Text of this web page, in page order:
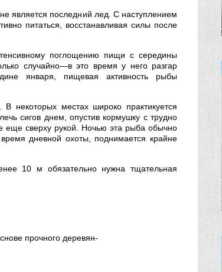
является последний лед. С наступлением
питаться, восстанавливая силы после
поглощению пищи с середины
случайно—в это время у него разгар
января, пищевая активность рыбы
некоторых местах широко практикуется
сигов днем, опустив кормушку с трудно
еще сверху рукой. Ночью эта рыба обычно
дневной охоты, поднимается крайне
10 м обязательно нужна тщательная
прочного деревян-